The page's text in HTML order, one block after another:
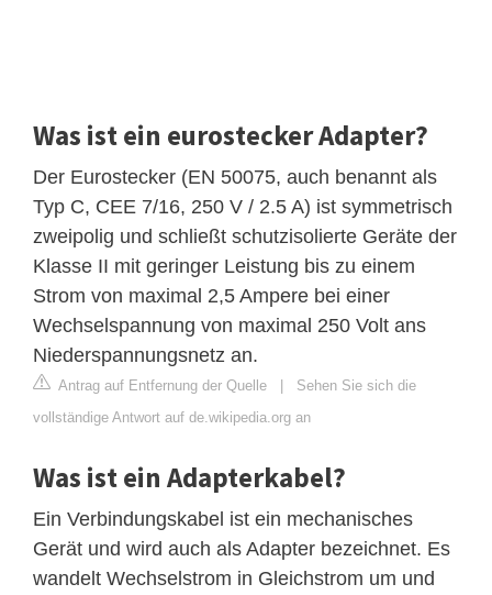
Was ist ein eurostecker Adapter?
Der Eurostecker (EN 50075, auch benannt als
Typ C, CEE 7/16, 250 V / 2.5 A) ist symmetrisch
zweipolig und schließt schutzisolierte Geräte der
Klasse II mit geringer Leistung bis zu einem
Strom von maximal 2,5 Ampere bei einer
Wechselspannung von maximal 250 Volt ans
Niederspannungsnetz an.
Antrag auf Entfernung der Quelle | Sehen Sie sich die
vollständige Antwort auf de.wikipedia.org an
Was ist ein Adapterkabel?
Ein Verbindungskabel ist ein mechanisches
Gerät und wird auch als Adapter bezeichnet. Es
wandelt Wechselstrom in Gleichstrom um und